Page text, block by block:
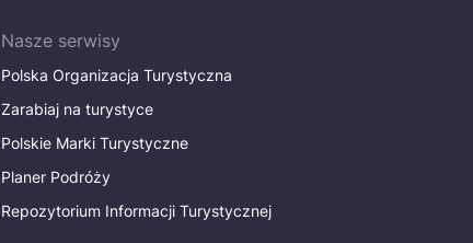
Nasze serwisy
Polska Organizacja Turystyczna
Zarabiaj na turystyce
Polskie Marki Turystyczne
Planer Podróży
Repozytorium Informacji Turystycznej